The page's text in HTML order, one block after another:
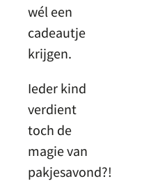
wél een
cadeautje
krijgen.
Ieder kind
verdient
toch de
magie van
pakjesavond?!